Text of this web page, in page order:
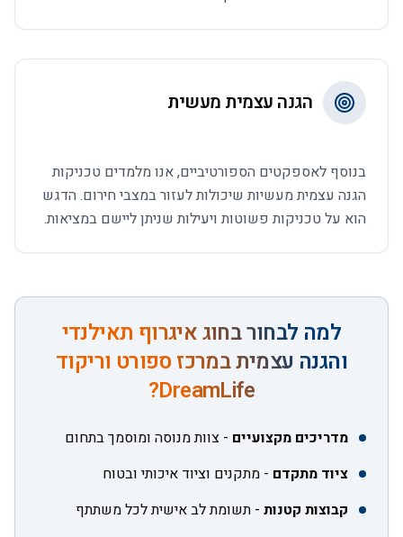
הגנה עצמית מעשית
בנוסף לאספקטים הספורטיביים, אנו מלמדים טכניקות
הגנה עצמית מעשיות שיכולות לעזור במצבי חירום. הדגש
הוא על טכניקות פשוטות ויעילות שניתן ליישם במציאות.
למה לבחור בחוג איגרוף תאילנדי
והגנה עצמיתבמרכז ספורט וריקוד
DreamLife?
מדריכים מקצועיים - צוות מנוסה ומוסמך בתחום
ציוד מתקדם - מתקנים וציוד איכותי ובטוח
קבוצות קטנות - תשומת לב אישית לכל משתתף